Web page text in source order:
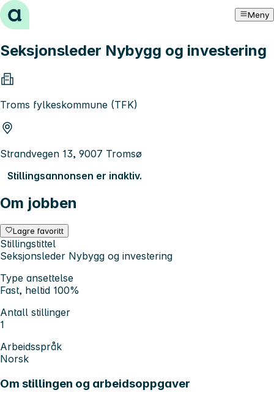
Hopp til innhold Meny
Seksjonsleder Nybygg og investering
Troms fylkeskommune (TFK)
Strandvegen 13, 9007 Tromsø
Stillingsannonsen er inaktiv.
Om jobben
Lagre favoritt
Stillingstittel
Seksjonsleder Nybygg og investering
Type ansettelse
Fast, heltid 100%
Antall stillinger
1
Arbeidsspråk
Norsk
Om stillingen og arbeidsoppgaver